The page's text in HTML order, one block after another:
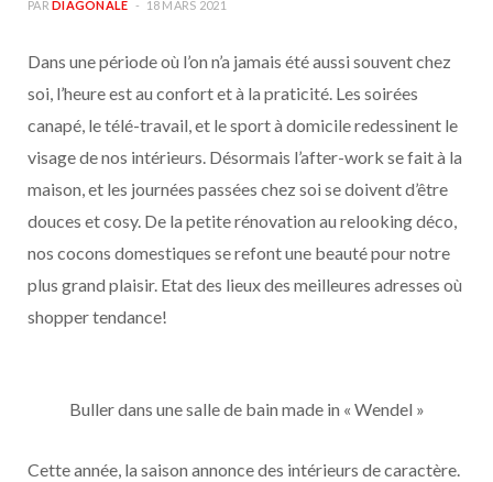
PAR DIAGONALE 18 MARS 2021
Dans une période où l’on n’a jamais été aussi souvent chez
soi, l’heure est au confort et à la praticité. Les soirées
canapé, le télé-travail, et le sport à domicile redessinent le
visage de nos intérieurs. Désormais l’after-work se fait à la
maison, et les journées passées chez soi se doivent d’être
douces et cosy. De la petite rénovation au relooking déco,
nos cocons domestiques se refont une beauté pour notre
plus grand plaisir. Etat des lieux des meilleures adresses où
shopper tendance!
Buller dans une salle de bain made in « Wendel »
Cette année, la saison annonce des intérieurs de caractère.